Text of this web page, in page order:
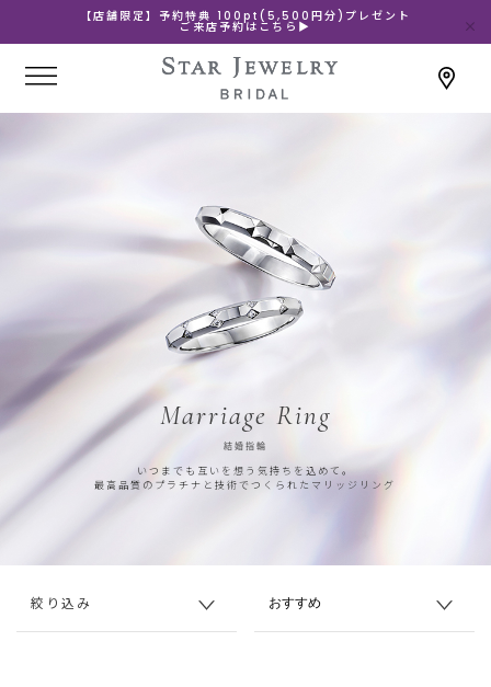
【店舗限定】予約特典 100pt(5,500円分)プレゼント
ご来店予約はこちら▶
Marriage Ring
結婚指輪
いつまでも互いを想う気持ちを込めて。
最高品質のプラチナと技術でつくられたマリッジリング
絞り込み